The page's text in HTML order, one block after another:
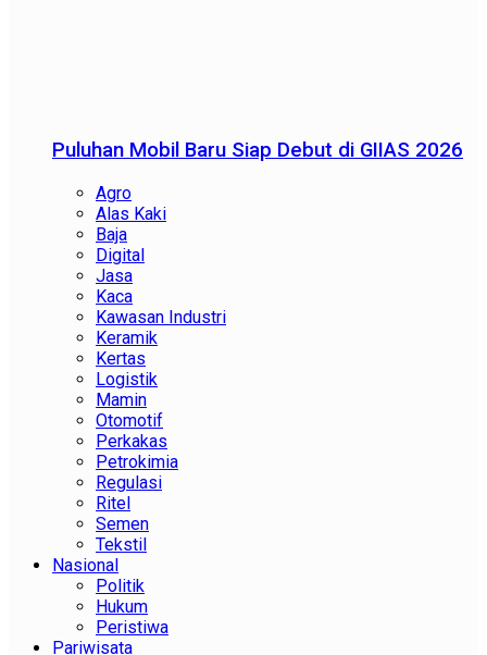
Puluhan Mobil Baru Siap Debut di GIIAS 2026
Agro
Alas Kaki
Baja
Digital
Jasa
Kaca
Kawasan Industri
Keramik
Kertas
Logistik
Mamin
Otomotif
Perkakas
Petrokimia
Regulasi
Ritel
Semen
Tekstil
Nasional
Politik
Hukum
Peristiwa
Pariwisata